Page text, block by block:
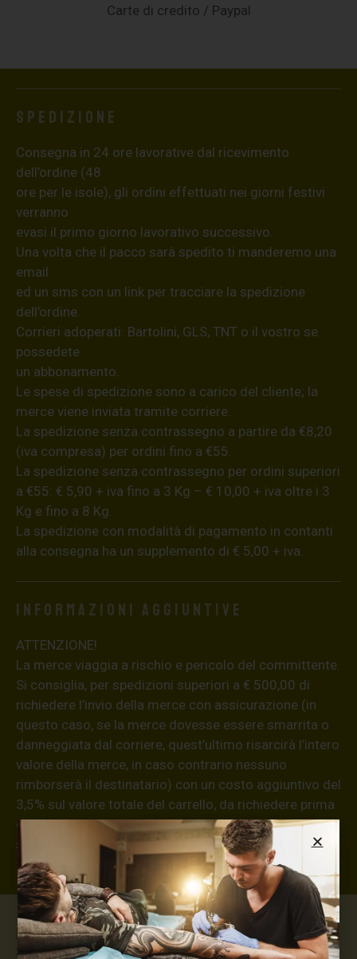
Carte di credito / Paypal
Spedizione
Consegna in 24 ore lavorative dal ricevimento
dell’ordine (48
ore per le isole), gli ordini effettuati nei giorni festivi
verranno
evasi il primo giorno lavorativo successivo.
Una volta che il pacco sarà spedito ti manderemo una
email
ed un sms con un link per tracciare la spedizione
dell’ordine.
Corrieri adoperati: Bartolini, GLS, TNT o il vostro se
possedete
un abbonamento.
Le spese di spedizione sono a carico del cliente; la
merce viene inviata tramite corriere.
La spedizione senza contrassegno a partire da €8,20
(iva compresa) per ordini fino a €55.
La spedizione senza contrassegno per ordini superiori
a €55: € 5,90 + iva fino a 3 Kg – € 10,00 + iva oltre i 3
Kg e fino a 8 Kg.
La spedizione con modalità di pagamento in contanti
alla consegna ha un supplemento di € 5,00 + iva.
Informazioni aggiuntive
ATTENZIONE!
La merce viaggia a rischio e pericolo del committente.
Si consiglia, per spedizioni superiori a € 500,00 di
richiedere l’invio della merce con assicurazione (in
questo caso, se la merce dovesse essere smarrita o
danneggiata dal corriere, quest’ultimo risarcirà l’intero
valore della merce, in caso contrario nessuno
rimborserà il destinatario) con un costo aggiuntivo del
3,5% sul valore totale del carrello, da richiedere prima
di concludere il pagamento al seguente indirizzo:
shop@maxsignorello.it.
Max Signorello Tattoo
Supply